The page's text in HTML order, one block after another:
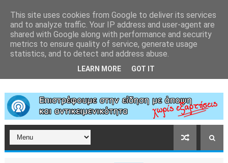
This site uses cookies from Google to deliver its services
and to analyze traffic. Your IP address and user-agent are
shared with Google along with performance and security
metrics to ensure quality of service, generate usage
statistics, and to detect and address abuse.
LEARN MORE GOT IT